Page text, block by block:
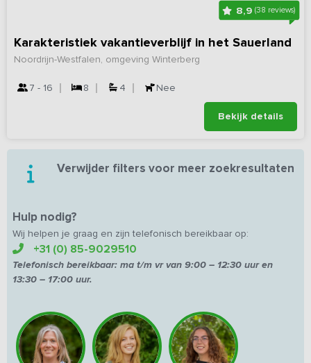
8,9 (38 reviews)
Karakteristiek vakantieverblijf in het Sauerland
Noordrijn-Westfalen, omgeving Winterberg
7 - 16 8 4 Nee
Bekijk details
Verwijder filters voor meer zoekresultaten
Hulp nodig?
Wij helpen je graag en zijn telefonisch bereikbaar op:
+31 (0) 85-9029510
Telefonisch bereikbaar: ma t/m vr van 9:00 – 12:30 uur en
13:30 – 17:00 uur.